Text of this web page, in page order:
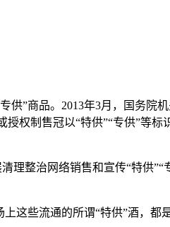
供”商品。2013年3月，国务
权制售冠以“特供”“专供”等
理整治网络销售和宣传“特供
这些流通的所谓“特供”酒，都